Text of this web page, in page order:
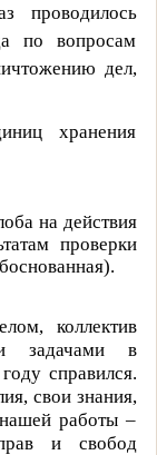
проводилось
по вопросам
дел,
хранения
на действия
проверки
коллектив
задачами в
справился.
свои знания,
работы –
и свобод